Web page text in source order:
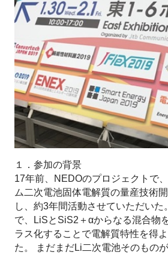
１．参加の背景
17年前、NEDOのプロジェクトで
ム二次電池固体電解質の量産技術
し、約3年間活動させていただいた
で、LiSとSiS2＋αからなる混合物
ラス化することで電解質特性を得
た。 まだまだLi二次電池そのもの